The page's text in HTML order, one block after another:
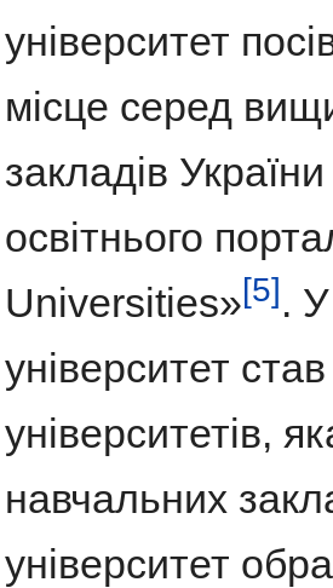
університет
місце серед
закладів
освітнього
Universities»[5].
університет
університетів,
навчальних
університет